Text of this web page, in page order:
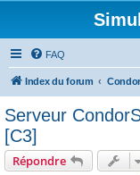
FAQ
Index du forum
Serveur
[C3]
Répondre